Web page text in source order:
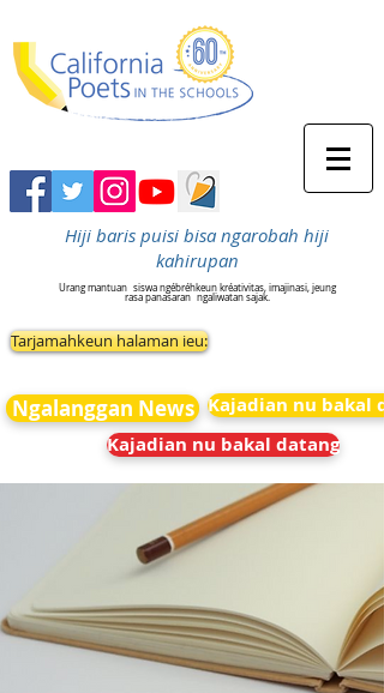
Hiji baris puisi bisa ngarobah hiji
kahirupan
Urang mantuan siswa ngébréhkeun kréativitas, imajinasi, jeung
rasa panasaran ngaliwatan sajak.
Tarjamahkeun halaman ieu:
Ngalanggan News Kajadian nu bakal
Kajadian nu bakal datang